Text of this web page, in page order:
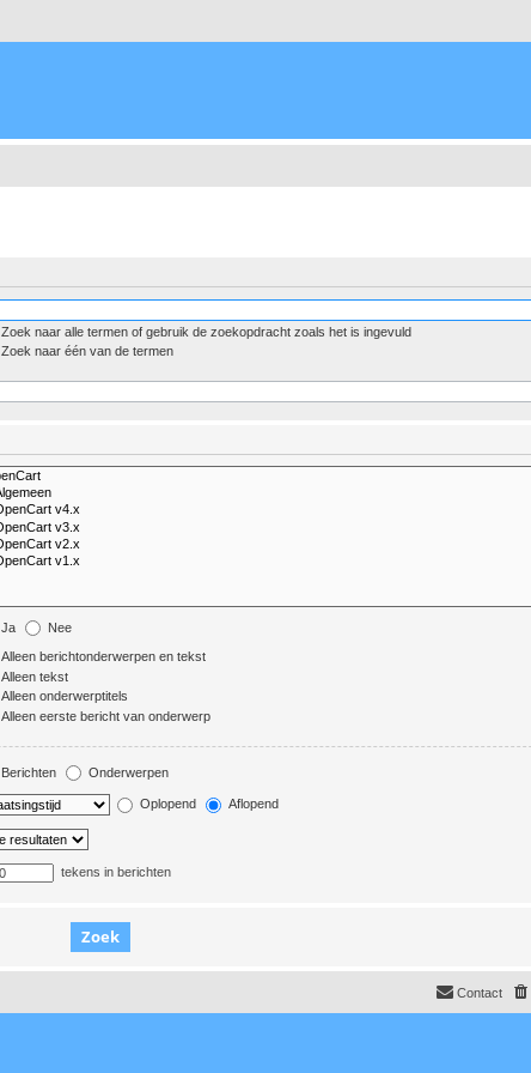
Zoek naar alle termen of gebruik de zoekopdracht zoals het is ingevuld
Zoek naar één van de termen
Ja Nee
Alleen berichtonderwerpen en tekst
Alleen tekst
Alleen onderwerptitels
Alleen eerste bericht van onderwerp
Berichten Onderwerpen
Oplopend Aflopend
tekens in berichten
Contact